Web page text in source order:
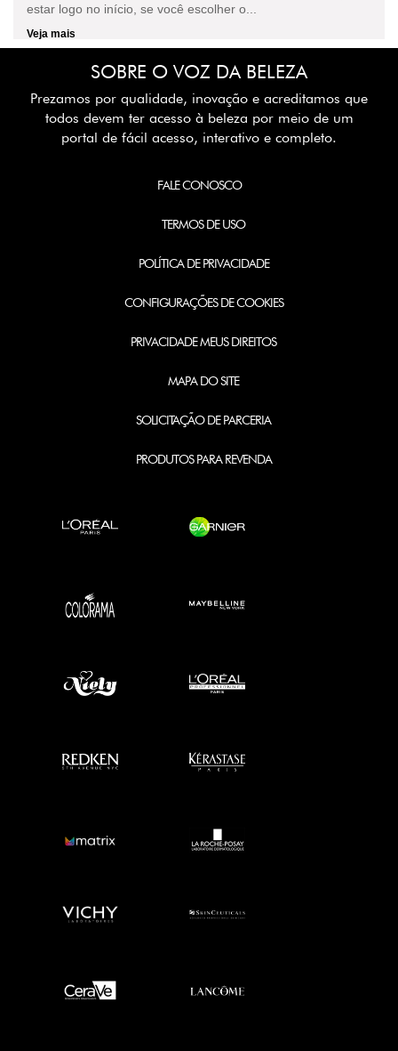
estar logo no início, se você escolher o...
Veja mais
SOBRE O VOZ DA BELEZA
Prezamos por qualidade, inovação e acreditamos que
todos devem ter acesso à beleza por meio de um
portal de fácil acesso, interativo e completo.
FALE CONOSCO
TERMOS DE USO
POLÍTICA DE PRIVACIDADE
CONFIGURAÇÕES DE COOKIES
PRIVACIDADE MEUS DIREITOS
MAPA DO SITE
SOLICITAÇÃO DE PARCERIA
PRODUTOS PARA REVENDA